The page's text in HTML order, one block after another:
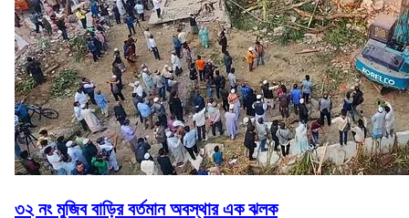
৩২ নং মুজিব বাড়ির বর্তমান অবস্থার এক ঝলক